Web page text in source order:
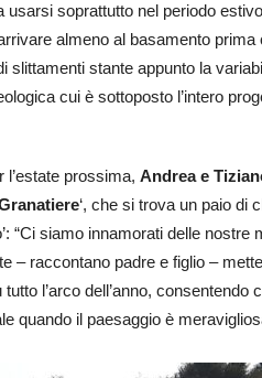
usarsi soprattutto nel periodo
almeno al basamento
slittamenti stante appunto la
cui è sottoposto l’intero
l’estate prossima, Andrea e
‘, che si trova un paio di
“Ci siamo innamorati delle
– raccontano padre e figlio –
l’arco dell’anno,
quando il paesaggio è